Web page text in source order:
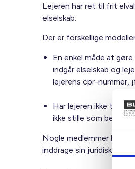
Lejeren har ret til frit
elselskab.
Der er forskellige
En enkel måde at
indgår elselskab og
lejerens cpr-nummer,
Har lejeren ikke
ikke stille som
Nogle medlemmer har
inddrage sin juridiske